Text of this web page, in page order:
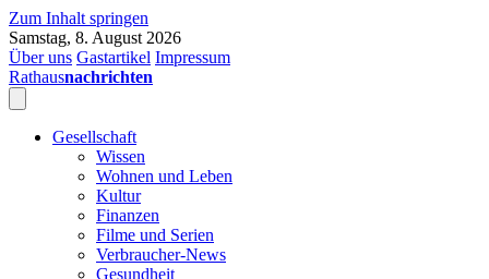
Zum Inhalt springen
Samstag, 8. August 2026
Über uns Gastartikel Impressum
Rathausnachrichten
Gesellschaft
Wissen
Wohnen und Leben
Kultur
Finanzen
Filme und Serien
Verbraucher-News
Gesundheit